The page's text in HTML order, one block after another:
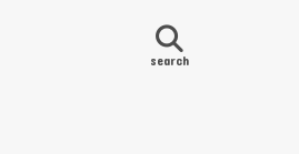
search